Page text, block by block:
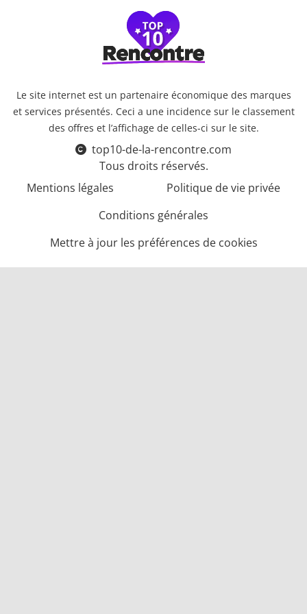
Le site internet est un partenaire économique des marques
et services présentés. Ceci a une incidence sur le classement
des offres et l’affichage de celles-ci sur le site.
top10-de-la-rencontre.com
Tous droits réservés.
Mentions légales
Politique de vie privée
Conditions générales
Mettre à jour les préférences de cookies